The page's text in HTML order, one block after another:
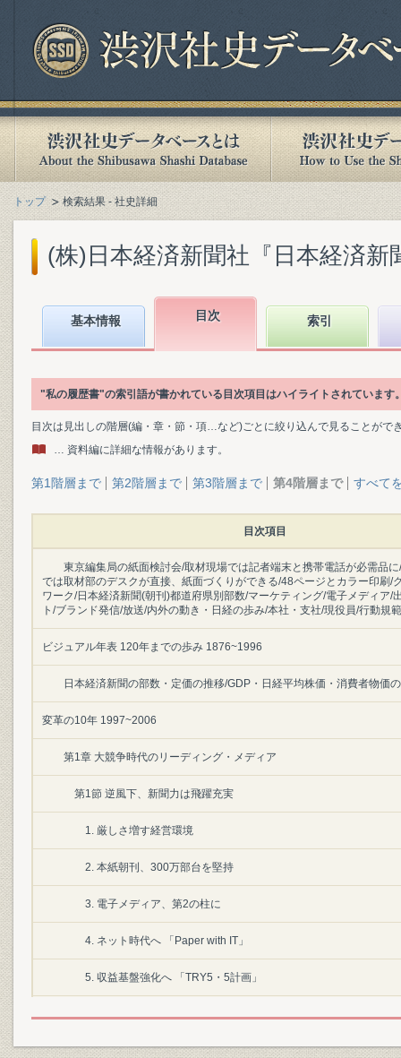
トップ 検索結果 - 社史詳細
(株)日本経済新聞社『日本経済新
基本情報 目次 索引
"私の履歴書"の索引語が書かれている目次項目はハイライトされています
目次は見出しの階層(編・章・節・項…など)ごとに絞り込んで見ることがで
… 資料編に詳細な情報があります。
第1階層まで 第2階層まで 第3階層まで 第4階層まで すべて
目次項目
東京編集局の紙面検討会/取材現場では記者端末と携帯電話が必需品
では取材部のデスクが直接、紙面づくりができる/48ページとカラー印刷/
ワーク/日本経済新聞(朝刊)都道府県別部数/マーケティング/電子メディア/
ト/ブランド発信/放送/内外の動き・日経の歩み/本社・支社/現役員/行動規範
ビジュアル年表 120年までの歩み 1876~1996
日本経済新聞の部数・定価の推移/GDP・日経平均株価・消費者物価
変革の10年 1997~2006
第1章 大競争時代のリーディング・メディア
第1節 逆風下、新聞力は飛躍充実
1. 厳しさ増す経営環境
2. 本紙朝刊、300万部台を堅持
3. 電子メディア、第2の柱に
4. ネット時代へ 「Paper with IT」
5. 収益基盤強化へ 「TRY5・5計画」
第2節 ガバナンス強化へ経営革新
1. 教訓残したTCW事件